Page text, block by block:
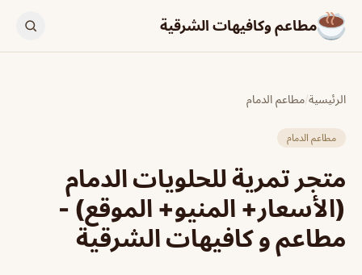
مطاعم وكافيهات الشرقية
الرئيسية/مطاعم الدمام
مطاعم الدمام
متجر تمرية للحلويات الدمام
(الأسعار+ المنيو+ الموقع) -
مطاعم و كافيهات الشرقية